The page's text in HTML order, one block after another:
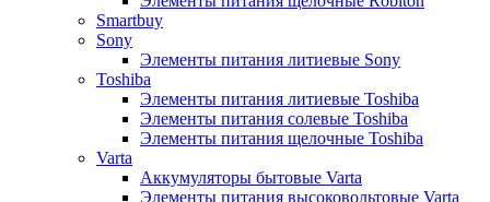
Smartbuy
Sony
Элементы питания литиевые Sony
Toshiba
Элементы питания литиевые Toshiba
Элементы питания солевые Toshiba
Элементы питания щелочные Toshiba
Varta
Аккумуляторы бытовые Varta
Элементы питания высоковольтовые Varta